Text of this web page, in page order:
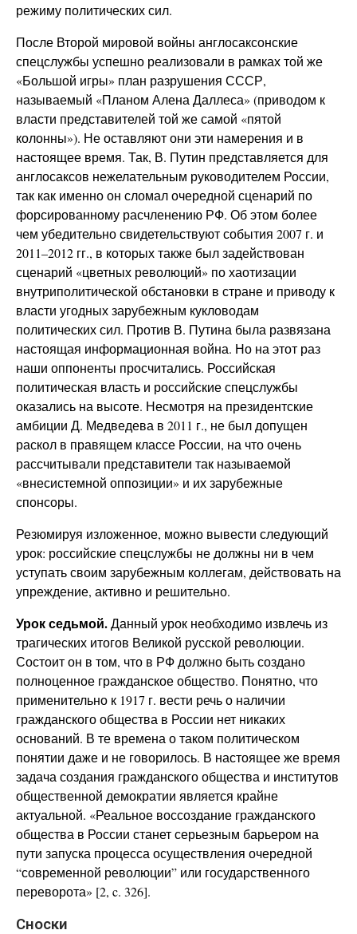
режиму политических сил.
После Второй мировой войны англосаксонские
спецслужбы успешно реализовали в рамках той же
«Большой игры» план разрушения СССР,
называемый «Планом Алена Даллеса» (приводом к
власти представителей той же самой «пятой
колонны»). Не оставляют они эти намерения и в
настоящее время. Так, В. Путин представляется для
англосаксов нежелательным руководителем России,
так как именно он сломал очередной сценарий по
форсированному расчленению РФ. Об этом более
чем убедительно свидетельствуют события 2007 г. и
2011–2012 гг., в которых также был задействован
сценарий «цветных революций» по хаотизации
внутриполитической обстановки в стране и приводу к
власти угодных зарубежным кукловодам
политических сил. Против В. Путина была развязана
настоящая информационная война. Но на этот раз
наши оппоненты просчитались. Российская
политическая власть и российские спецслужбы
оказались на высоте. Несмотря на президентские
амбиции Д. Медведева в 2011 г., не был допущен
раскол в правящем классе России, на что очень
рассчитывали представители так называемой
«внесистемной оппозиции» и их зарубежные
спонсоры.
Резюмируя изложенное, можно вывести следующий
урок: российские спецслужбы не должны ни в чем
уступать своим зарубежным коллегам, действовать на
упреждение, активно и решительно.
Урок седьмой.Данный урок необходимо извлечь из
трагических итогов Великой русской революции.
Состоит он в том, что в РФ должно быть создано
полноценное гражданское общество. Понятно, что
применительно к 1917 г. вести речь о наличии
гражданского общества в России нет никаких
оснований. В те времена о таком политическом
понятии даже и не говорилось. В настоящее же время
задача создания гражданского общества и институтов
общественной демократии является крайне
актуальной. «Реальное воссоздание гражданского
общества в России станет серьезным барьером на
пути запуска процесса осуществления очередной
“современной революции” или государственного
переворота» [2, c. 326].
Сноски